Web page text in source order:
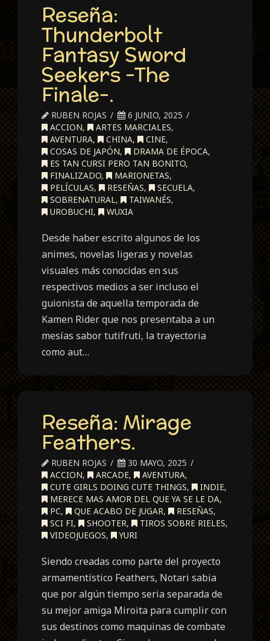
Reseña:
Thunderbolt
Fantasy Sword
Seekers -The
Finale-.
RUBEN ROJAS
6 JUNIO, 2025
ACCION, ARTES MARCIALES,
AVENTURA, CHINA, CINE,
COSAS DE JAPÓN, DRAMA DE ÉPOCA,
ES TAN CURSI PERO TAN BONITO,
FINALIZADO, MARIONETAS,
PELÍCULAS, RESEÑAS, SECUELA,
SOBRENATURAL, TAIWANÉS,
UROBUCHI, WUXIA
Desde haber escrito algunos de los
animes, novelas ligeras y novelas
visuales más conocidas en sus
respectivos medios a ser incluso el
guionista de aquella temporada de
Kamen Rider que nos presentaba a un
mesías sabor tutifruti, la trayectoria
como aut…
Reseña: Mirage
Feathers.
RUBEN ROJAS
30 MAYO, 2025
ACCION, ARCADE, AVENTURA,
CUTE GIRLS DOING CUTE THINGS, INDIE,
MERECE MAS AMOR DEL QUE YA SE LE DA,
PC, QUE ACABO DE JUGAR, RESEÑAS,
SCI FI, SHOOTER, TIROS SOBRE RIELES,
VIDEOJUEGOS, YURI
Siendo creadas como parte del proyecto
armamentístico Feathers, Notari sabia
que por algún tiempo seria separada de
su mejor amiga Miroita para cumplir con
sus destinos como maquinas de combate